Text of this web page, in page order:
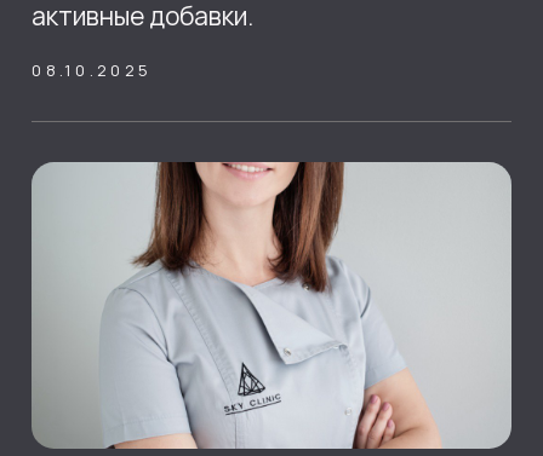
НИТЕВАЯ ПОДТЯЖКА
ИНЪЕКЦИОННАЯ КОСМЕТОЛОГИЯ
Биоревитализация и мезотерапия
Плазмотерапия
Ботулинотерапия и гипергидроз
Инъекционная липосакция
Контурная пластика лица
Интимное отбеливание и пилинг
Лазерное омоложение
Косметическая чистка и пилинги
Массаж лица и уходовые процедуры
Удаление новообразований
Лазерная эпиляция для мужчин